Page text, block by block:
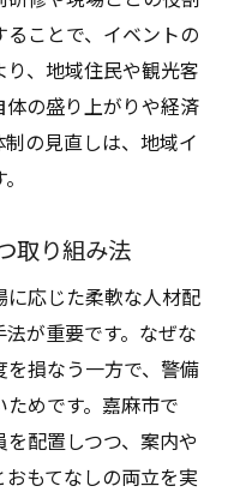
ことで、イベントの
、地域住民や観光客
の盛り上がりや経済
の見直しは、地域イ
取り組み法
応じた柔軟な人材配
が重要です。なぜな
損なう一方で、警備
めです。嘉麻市で
配置しつつ、案内や
もてなしの両立を実